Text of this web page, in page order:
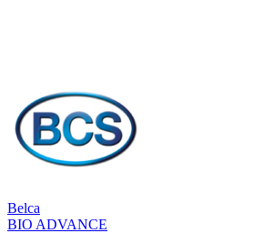
Belca
BIO ADVANCE